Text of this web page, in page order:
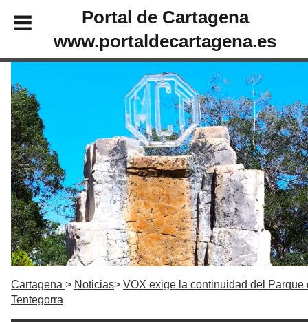
Portal de Cartagena
www.portaldecartagena.es
Cartagena Noticias
VOX exige la continuidad del Parque
Tentegorra